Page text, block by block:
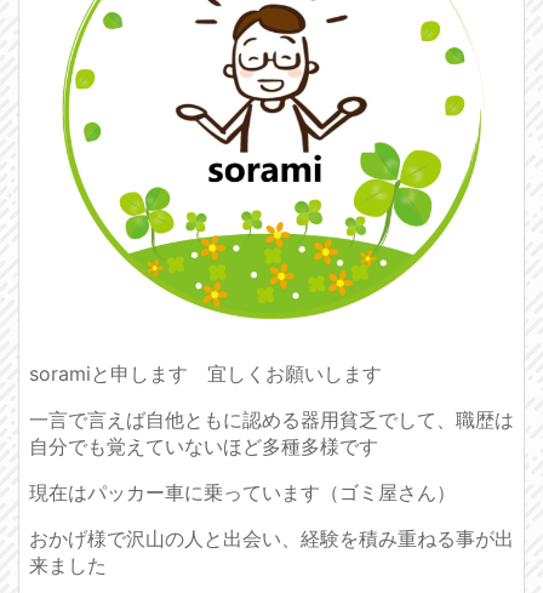
soramiと申します 宜しくお願いします
一言で言えば自他ともに認める器用貧乏でして、職歴は
自分でも覚えていないほど多種多様です
現在はパッカー車に乗っています（ゴミ屋さん）
おかげ様で沢山の人と出会い、経験を積み重ねる事が出
来ました